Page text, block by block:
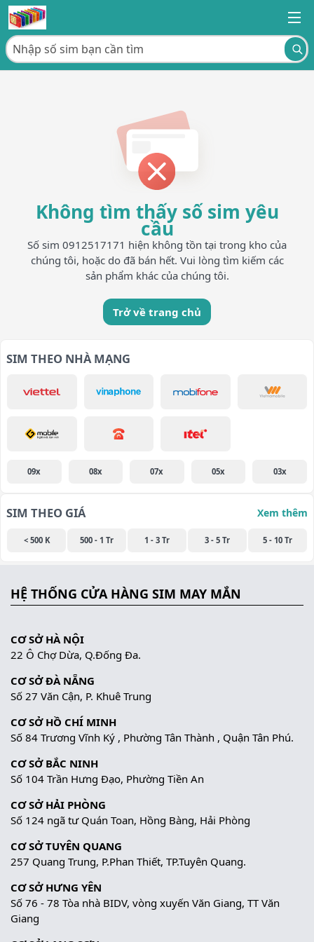
Không tìm thấy số sim yêu
cầu
Số sim 0912517171 hiện không tồn tại trong kho của
chúng tôi, hoặc do đã bán hết. Vui lòng tìm kiếm các
sản phẩm khác của chúng tôi.
Trở về trang chủ
SIM THEO NHÀ MẠNG
09x 08x 07x 05x 03x
SIM THEO GIÁ Xem thêm
< 500 K 500 - 1 Tr 1 - 3 Tr 3 - 5 Tr 5 - 10 Tr
HỆ THỐNG CỬA HÀNG SIM MAY MẮN
CƠ SỞ HÀ NỘI
22 Ô Chợ Dừa, Q.Đống Đa.
CƠ SỞ ĐÀ NẴNG
Số 27 Văn Cận, P. Khuê Trung
CƠ SỞ HỒ CHÍ MINH
Số 84 Trương Vĩnh Ký , Phường Tân Thành , Quận Tân Phú.
CƠ SỞ BẮC NINH
Số 104 Trần Hưng Đạo, Phường Tiền An
CƠ SỞ HẢI PHÒNG
Số 124 ngã tư Quán Toan, Hồng Bàng, Hải Phòng
CƠ SỞ TUYÊN QUANG
257 Quang Trung, P.Phan Thiết, TP.Tuyên Quang.
CƠ SỞ HƯNG YÊN
Số 76 - 78 Tòa nhà BIDV, vòng xuyến Văn Giang, TT Văn
Giang